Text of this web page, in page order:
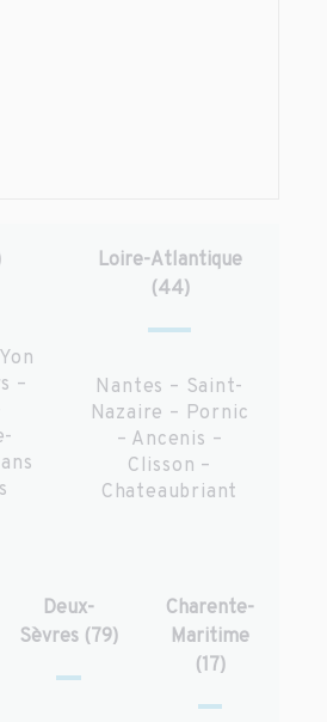
–
Loire-Atlantique
(44)
Nantes – Saint-
Nazaire – Pornic
– Ancenis –
Clisson –
Chateaubriant
Deux-
Sèvres (79)
Charente-
Maritime
(17)